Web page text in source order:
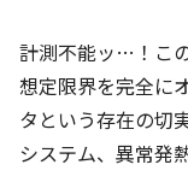
計測不能ッ…！こ
想定限界を完全に
タという存在の切
システム、異常